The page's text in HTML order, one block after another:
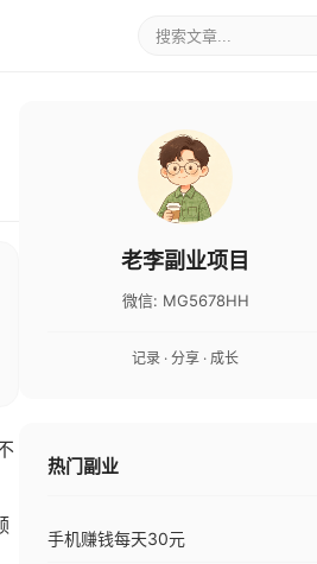
老李副业项目
微信: MG5678HH
记录 · 分享 · 成长
热门副业
手机赚钱每天30元